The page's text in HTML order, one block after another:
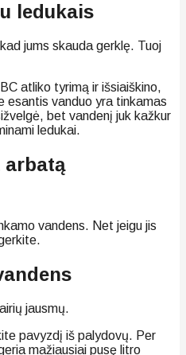
ledukais
jums skauda gerklę. Tuoj
atliko tyrimą ir išsiaiškino,
esantis vanduo yra tinkamas
bet vandenį juk kažkur
ledukai.
arbatą
vandens. Net jeigu jis
jausmų.
pavyzdį iš palydovų. Per
mažiausiai pusę litro